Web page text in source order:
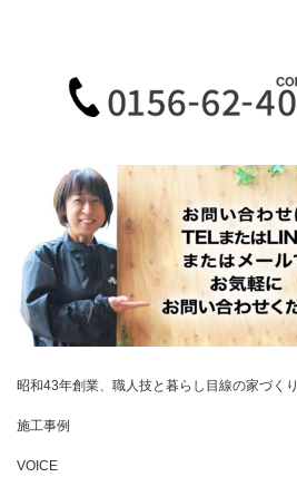
昭和43年創業、職人技と暮らし目線の家づくり
施工事例
VOICE